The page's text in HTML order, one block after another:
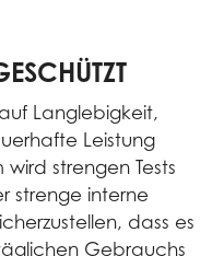
Langlebigkeit,
Leistung
strengen Tests
strenge interne
dass es
Gebrauchs